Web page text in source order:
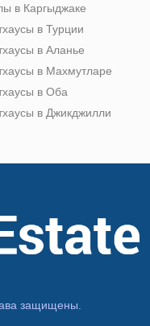
в Каргыджаке
в Турции
в Аланье
в Махмутларе
в Оба
в Джикджилли
защищены.